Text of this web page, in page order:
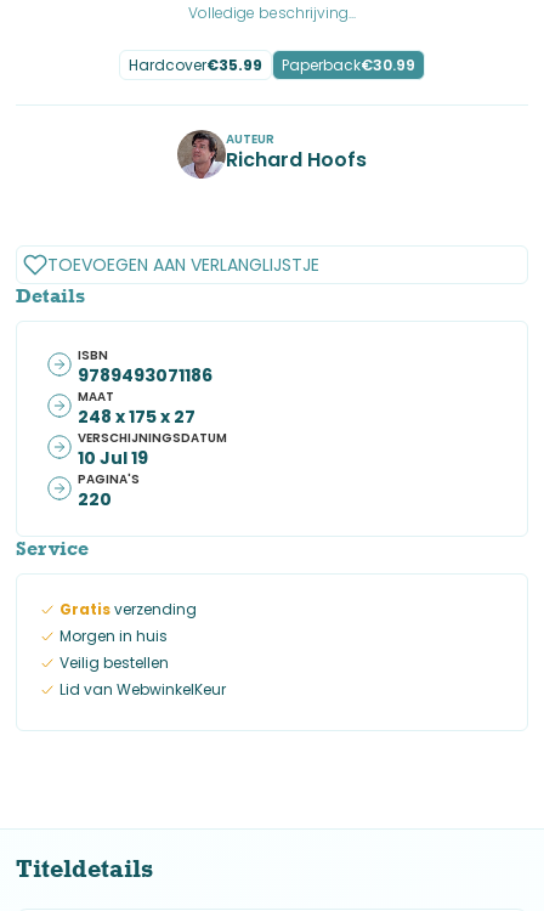
Volledige beschrijving...
Hardcover€35.99 Paperback€30.99
AUTEUR
Richard Hoofs
TOEVOEGEN AAN VERLANGLIJSTJE
Details
ISBN
9789493071186
MAAT
248 x 175 x 27
VERSCHIJNINGSDATUM
10 Jul 19
PAGINA'S
220
Service
Gratisverzending
Morgen in huis
Veilig bestellen
Lid van WebwinkelKeur
Titeldetails